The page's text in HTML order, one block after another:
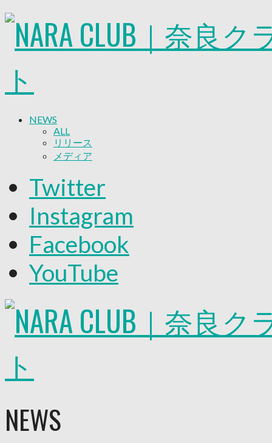
NEWS
ALL
リリース
メディア
グッズ
ファンコミュニティ
普及・育成
ホームタウン
コラム
その他
TEAM
2026/27トップチーム
2026/27トップチームスタッフ
バモス
チアダンススクール
ボランティアチーム「volundeer」
写真・動画使用ガイドライン
ロートフィールド奈良
Twitter
Instagram
Facebook
YouTube
NEWS